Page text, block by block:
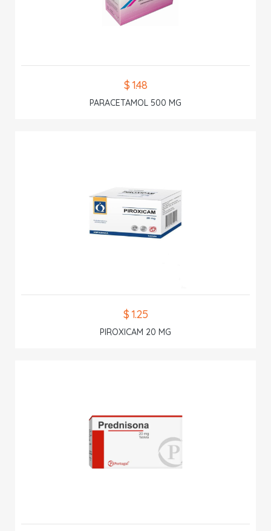
$ 1.48
PARACETAMOL 500 MG
$ 1.25
PIROXICAM 20 MG